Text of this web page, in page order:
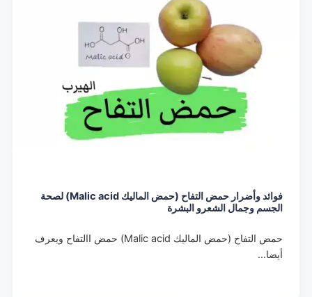
فوائد وأضرار حمض التفاح (حمض الماليك Malic acid) لصحة
الجسم وجمال الشعرو البشرة
حمض التفاح (حمض الماليك Malic acid) حمض االتفاح ويعرف
أيضا…